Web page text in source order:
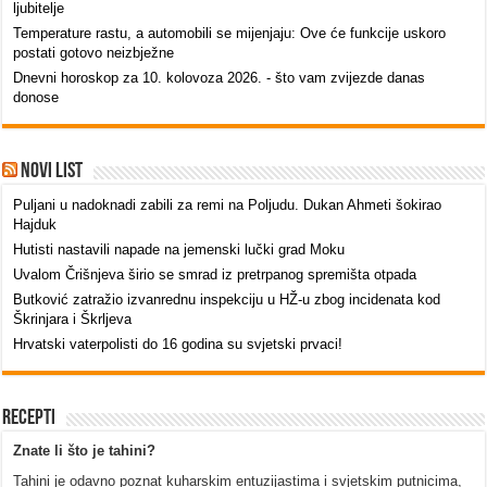
ljubitelje
Temperature rastu, a automobili se mijenjaju: Ove će funkcije uskoro
postati gotovo neizbježne
Dnevni horoskop za 10. kolovoza 2026. - što vam zvijezde danas
donose
novi list
Puljani u nadoknadi zabili za remi na Poljudu. Dukan Ahmeti šokirao
Hajduk
Hutisti nastavili napade na jemenski lučki grad Moku
Uvalom Črišnjeva širio se smrad iz pretrpanog spremišta otpada
Butković zatražio izvanrednu inspekciju u HŽ-u zbog incidenata kod
Škrinjara i Škrljeva
Hrvatski vaterpolisti do 16 godina su svjetski prvaci!
Recepti
Znate li što je tahini?
Tahini je odavno poznat kuharskim entuzijastima i svjetskim putnicima,